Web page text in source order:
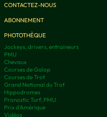
CONTACTEZ-NOUS
ABONNEMENT
PHOTOTHÈQUE
Jockeys, drivers, entraineurs
PMU
Chevaux
Courses de Galop
Courses de Trot
Grand National du Trot
Hippodromes
Pronostic Turf, PMU
Prix d’Amérique
Vidéos